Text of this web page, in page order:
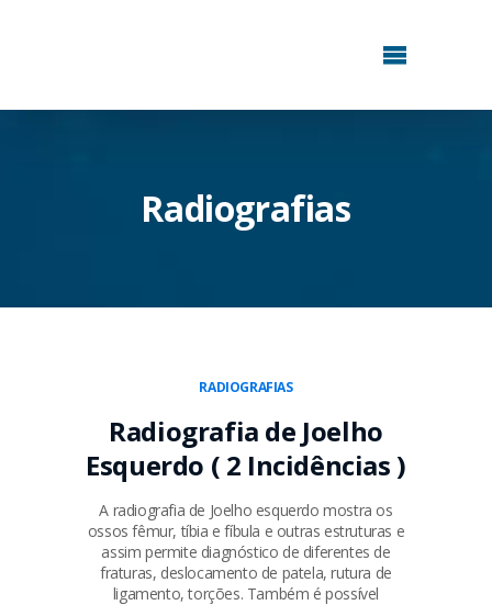
Radiografias
RADIOGRAFIAS
Radiografia de Joelho
Esquerdo ( 2 Incidências )
A radiografia de Joelho esquerdo mostra os
ossos fêmur, tíbia e fíbula e outras estruturas e
assim permite diagnóstico de diferentes de
fraturas, deslocamento de patela, rutura de
ligamento, torções. Também é possível